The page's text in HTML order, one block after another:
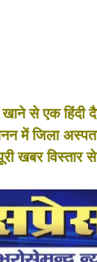
खाने से एक
जिला
खबर विस्तार से